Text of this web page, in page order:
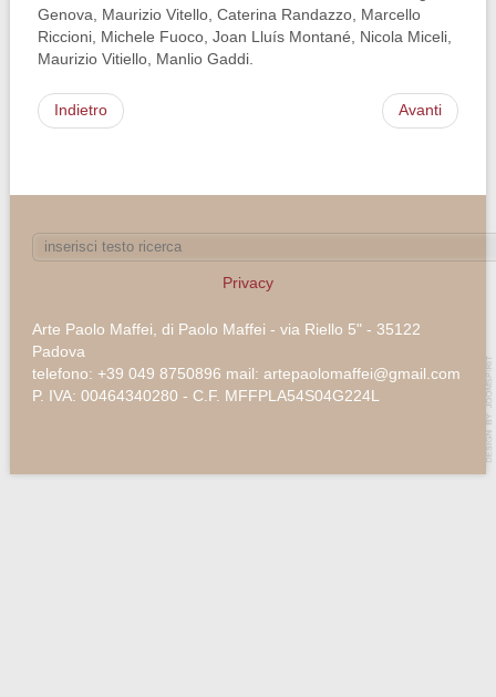
Genova, Maurizio Vitello, Caterina Randazzo, Marcello
Riccioni, Michele Fuoco, Joan Lluís Montané, Nicola Miceli,
Maurizio Vitiello, Manlio Gaddi.
Indietro Avanti
Privacy
Arte Paolo Maffei, di Paolo Maffei - via Riello 5" - 35122
Padova
telefono: +39 049 8750896 mail: artepaolomaffei@gmail.com
P. IVA: 00464340280 - C.F. MFFPLA54S04G224L